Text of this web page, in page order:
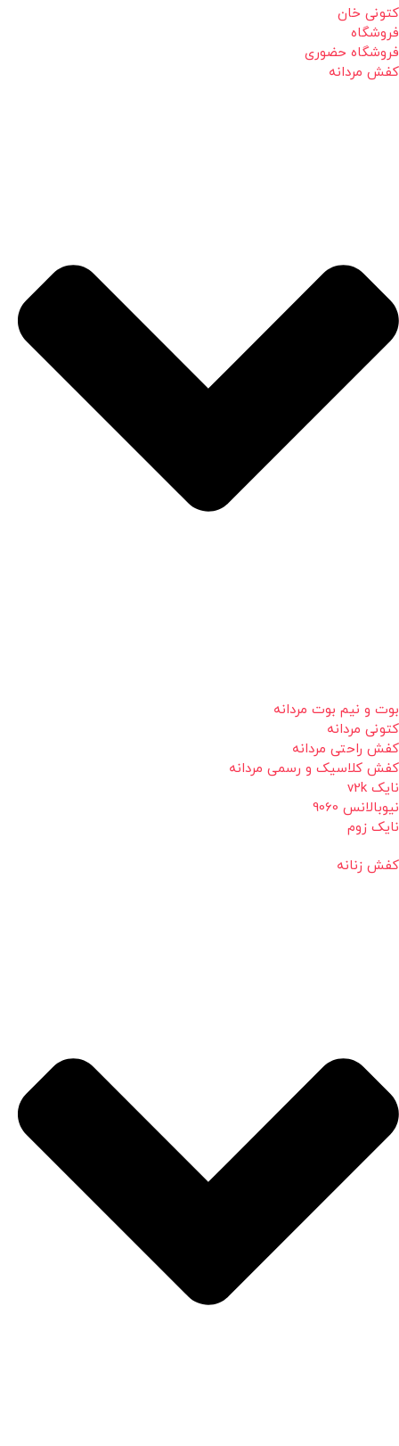
کتونی خان
فروشگاه
فروشگاه حضوری
کفش مردانه
بوت و نیم بوت مردانه
کتونی مردانه
کفش راحتی مردانه
کفش کلاسیک و رسمی مردانه
نایک v2k
نیوبالانس 9060
نایک زوم
کفش زنانه